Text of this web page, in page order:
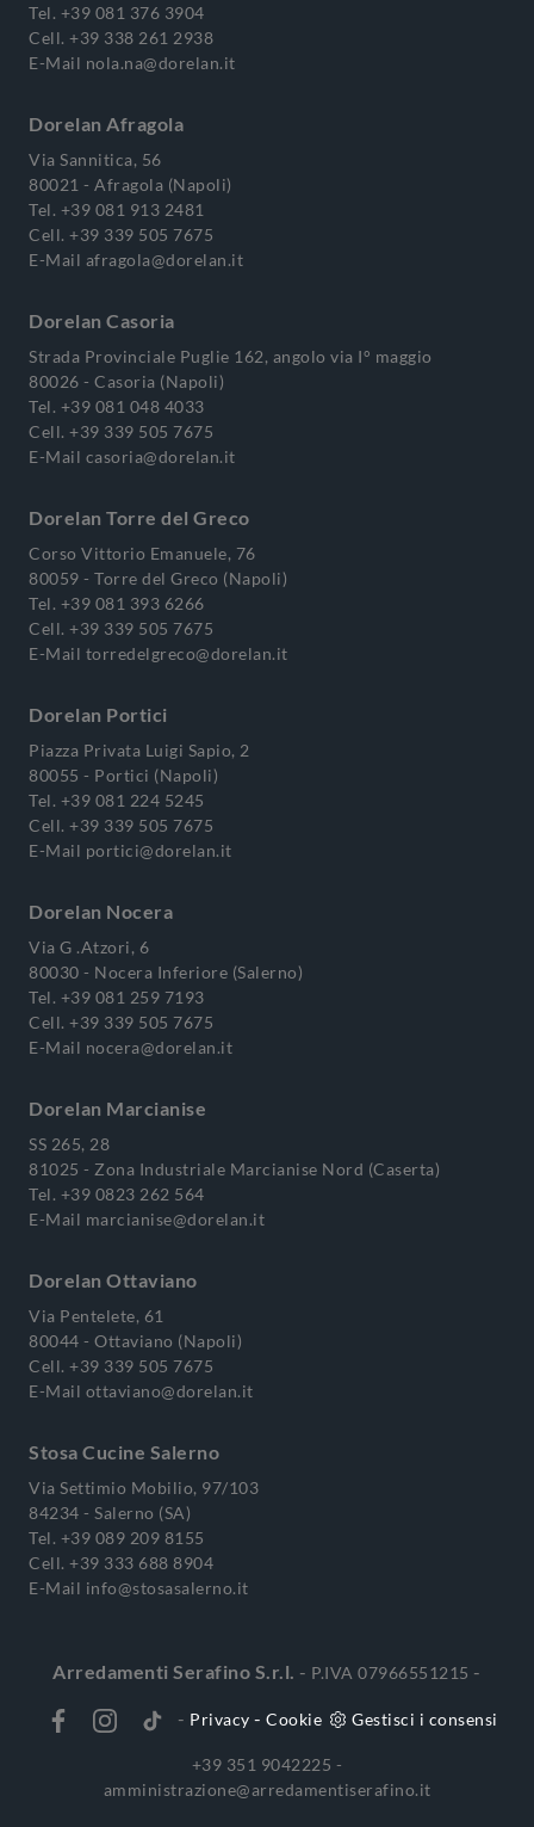
Tel. +39 081 376 3904
Cell. +39 338 261 2938
E-Mail nola.na@dorelan.it
Dorelan Afragola
Via Sannitica, 56
80021 - Afragola (Napoli)
Tel. +39 081 913 2481
Cell. +39 339 505 7675
E-Mail afragola@dorelan.it
Dorelan Casoria
Strada Provinciale Puglie 162, angolo via I° maggio
80026 - Casoria (Napoli)
Tel. +39 081 048 4033
Cell. +39 339 505 7675
E-Mail casoria@dorelan.it
Dorelan Torre del Greco
Corso Vittorio Emanuele, 76
80059 - Torre del Greco (Napoli)
Tel. +39 081 393 6266
Cell. +39 339 505 7675
E-Mail torredelgreco@dorelan.it
Dorelan Portici
Piazza Privata Luigi Sapio, 2
80055 - Portici (Napoli)
Tel. +39 081 224 5245
Cell. +39 339 505 7675
E-Mail portici@dorelan.it
Dorelan Nocera
Via G .Atzori, 6
80030 - Nocera Inferiore (Salerno)
Tel. +39 081 259 7193
Cell. +39 339 505 7675
E-Mail nocera@dorelan.it
Dorelan Marcianise
SS 265, 28
81025 - Zona Industriale Marcianise Nord (Caserta)
Tel. +39 0823 262 564
E-Mail marcianise@dorelan.it
Dorelan Ottaviano
Via Pentelete, 61
80044 - Ottaviano (Napoli)
Cell. +39 339 505 7675
E-Mail ottaviano@dorelan.it
Stosa Cucine Salerno
Via Settimio Mobilio, 97/103
84234 - Salerno (SA)
Tel. +39 089 209 8155
Cell. +39 333 688 8904
E-Mail info@stosasalerno.it
Arredamenti Serafino S.r.l. - P.IVA 07966551215 -
- Privacy - Cookie Gestisci i consensi
+39 351 9042225 -
amministrazione@arredamentiserafino.it